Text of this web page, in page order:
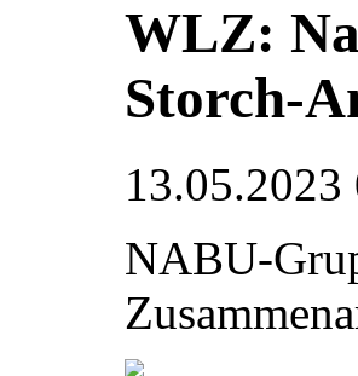
WLZ:
Storch-
13.05.2023
NABU-